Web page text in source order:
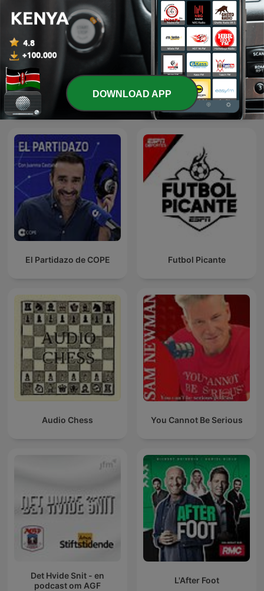
Second Tier - The
Championship Football
Podcast
Radio Radio
El Partidazo de COPE Futbol Picante
Audio Chess You Cannot Be Serious
Det Hvide Snit - en
podcast om AGF
L'After Foot
DOWNLOAD APP